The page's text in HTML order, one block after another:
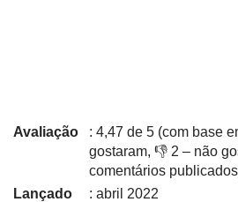
Avaliação
: 4,47 de 5 (com base
gostaram, 👎 2 – não
comentários
Lançado
: abril 2022